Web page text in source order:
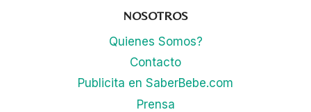
TRATARLA
NOSOTROS
Quienes Somos?
Contacto
Publicita en SaberBebe.com
Prensa